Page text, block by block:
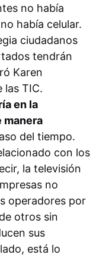
no había
había celular.
ciudadanos
tendrán
Karen
las TIC.
en la
del tiempo.
con los
la televisión
no
operadores por
otros sin
sus
está lo